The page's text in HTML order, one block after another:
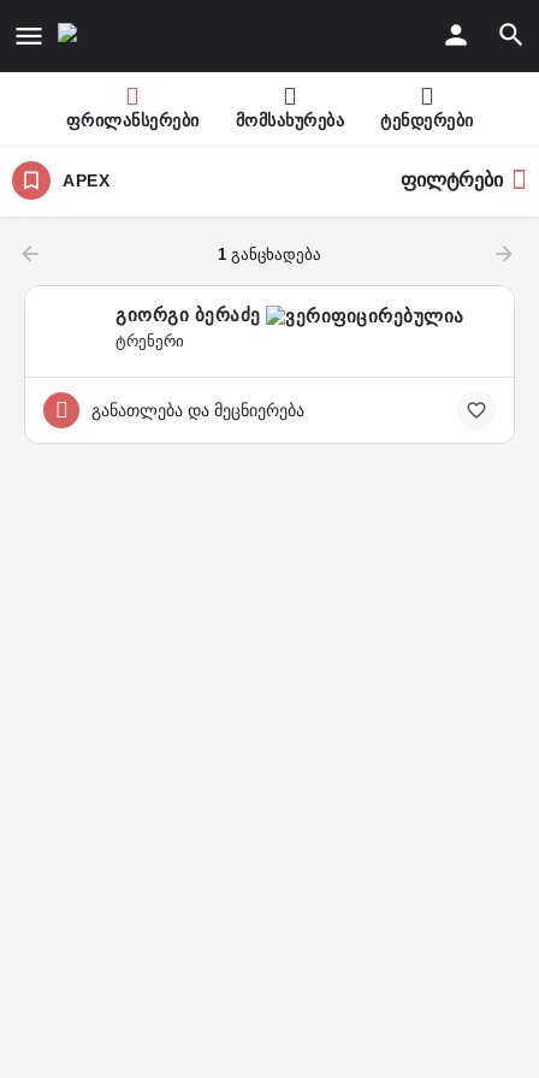
ფრილანსერები მომსახურება ტენდერები
APEX ფილტრები
1 განცხადება
გიორგი ბერაძე
ტრენერი
განათლება და მეცნიერება